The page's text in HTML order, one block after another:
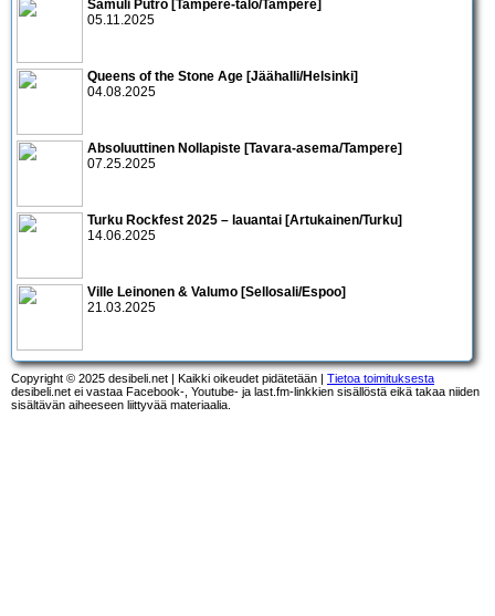
Samuli Putro [Tampere-talo/Tampere]
05.11.2025
Queens of the Stone Age [Jäähalli/Helsinki]
04.08.2025
Absoluuttinen Nollapiste [Tavara-asema/Tampere]
07.25.2025
Turku Rockfest 2025 – lauantai [Artukainen/Turku]
14.06.2025
Ville Leinonen & Valumo [Sellosali/Espoo]
21.03.2025
Copyright © 2025 desibeli.net | Kaikki oikeudet pidätetään | Tietoa toimituksesta
desibeli.net ei vastaa Facebook-, Youtube- ja last.fm-linkkien sisällöstä eikä takaa niiden
sisältävän aiheeseen liittyvää materiaalia.